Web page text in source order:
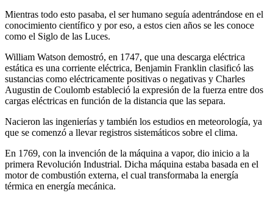
Mientras todo esto pasaba, el ser humano seguía adentrándose en el
conocimiento científico y por eso, a estos cien años se les conoce
como el Siglo de las Luces.
William Watson demostró, en 1747, que una descarga eléctrica
estática es una corriente eléctrica, Benjamin Franklin clasificó las
sustancias como eléctricamente positivas o negativas y Charles
Augustin de Coulomb estableció la expresión de la fuerza entre dos
cargas eléctricas en función de la distancia que las separa.
Nacieron las ingenierías y también los estudios en meteorología, ya
que se comenzó a llevar registros sistemáticos sobre el clima.
En 1769, con la invención de la máquina a vapor, dio inicio a la
primera Revolución Industrial. Dicha máquina estaba basada en el
motor de combustión externa, el cual transformaba la energía
térmica en energía mecánica.